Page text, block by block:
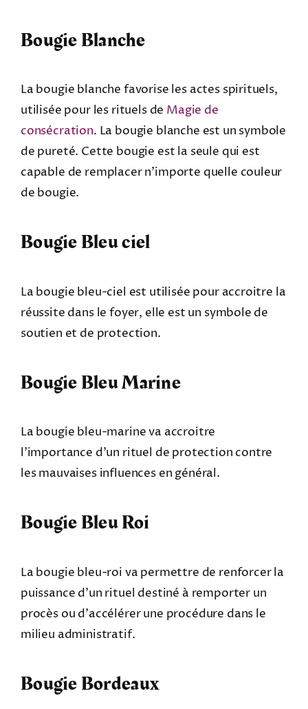
Bougie Blanche
La bougie blanche favorise les actes spirituels,
utilisée pour les rituels de Magie de
consécration. La bougie blanche est un symbole
de pureté. Cette bougie est la seule qui est
capable de remplacer n’importe quelle couleur
de bougie.
Bougie Bleu ciel
La bougie bleu-ciel est utilisée pour accroitre la
réussite dans le foyer, elle est un symbole de
soutien et de protection.
Bougie Bleu Marine
La bougie bleu-marine va accroitre
l’importance d’un rituel de protection contre
les mauvaises influences en général.
Bougie Bleu Roi
La bougie bleu-roi va permettre de renforcer la
puissance d’un rituel destiné à remporter un
procès ou d’accélérer une procédure dans le
milieu administratif.
Bougie Bordeaux